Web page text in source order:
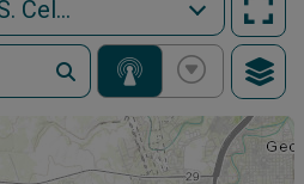
U.S. Cellular